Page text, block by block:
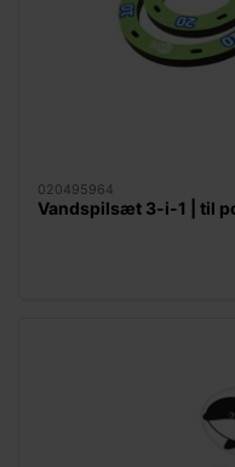
020495964
Vandspilsæt 3-i-1 | til